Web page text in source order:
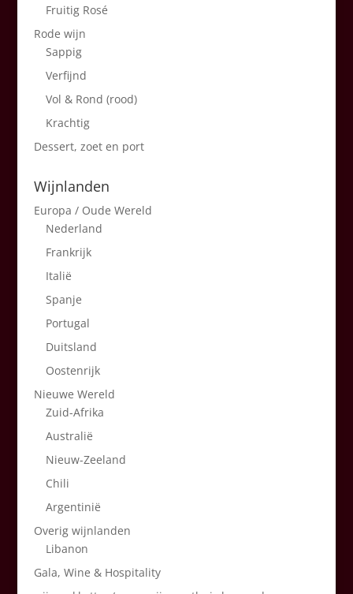
Fruitig Rosé
Rode wijn
Sappig
Verfijnd
Vol & Rond (rood)
Krachtig
Dessert, zoet en port
Wijnlanden
Europa / Oude Wereld
Nederland
Frankrijk
Italië
Spanje
Portugal
Duitsland
Oostenrijk
Nieuwe Wereld
Zuid-Afrika
Australië
Nieuw-Zeeland
Chili
Argentinië
Overig wijnlanden
Libanon
Gala, Wine & Hospitality